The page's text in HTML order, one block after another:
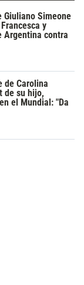
Giuliano Simeone
y
Argentina contra
de Carolina
de su hijo,
el Mundial: "Da